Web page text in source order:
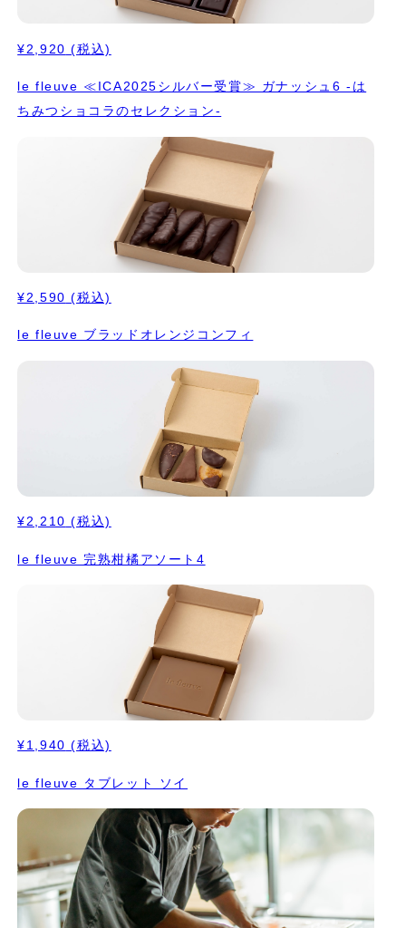
¥2,920 (税込)
le fleuve ≪ICA2025シルバー受賞≫ ガナッシュ6 -は
ちみつショコラのセレクション-
¥2,590 (税込)
le fleuve ブラッドオレンジコンフィ
¥2,210 (税込)
le fleuve 完熟柑橘アソート4
¥1,940 (税込)
le fleuve タブレット ソイ